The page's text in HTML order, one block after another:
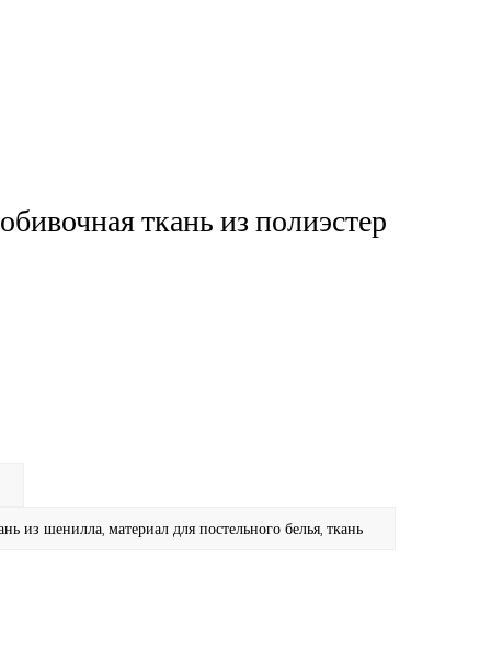
ткань из полиэстер
из шенилла, материал для постельного белья, ткань